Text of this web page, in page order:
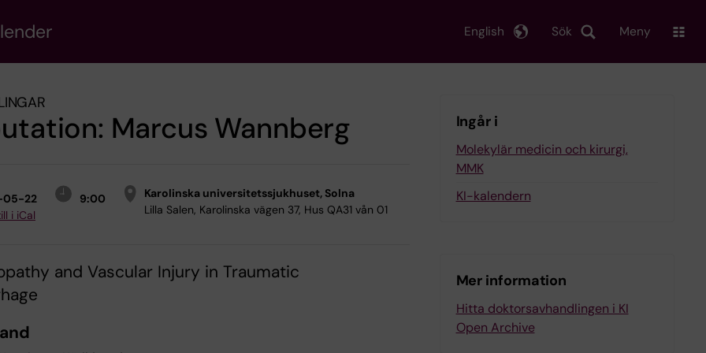
Sök
English Meny
Marcus Wannberg
05-22
9:00
i iCal
Karolinska universitetssjukhuset, Solna
Lilla Salen, Karolinska vägen 37, Hus QA31 vån 01
and Vascular Injury in Traumatic
Ingår i
Molekylär medicin och kirurgi,
MMK
KI-kalendern
Mer information
Hitta doktorsavhandlingen i KI
Open Archive